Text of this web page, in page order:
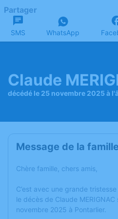
Partager
SMS WhatsApp
Claude
décédé le 25 novembre 2025 à
Message de la famille
Chère famille, chers amis,
C’est avec une grande
le décès de Claude
novembre 2025 à Pontarlier.